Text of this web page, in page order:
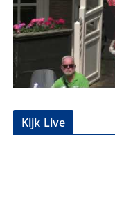
Kijk Live